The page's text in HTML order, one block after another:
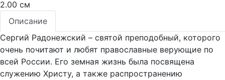
2.00 см
Описание
Сергий Радонежский – святой преподобный, которого
очень почитают и любят православные верующие по
всей России. Его земная жизнь была посвящена
служению Христу, а также распространению